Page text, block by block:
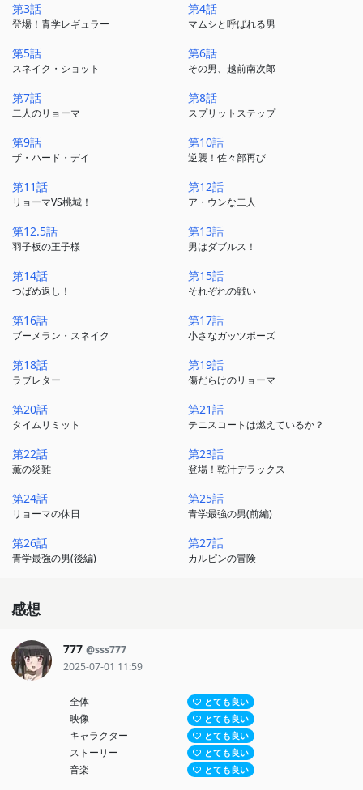
第3話
登場！青学レギュラー
第4話
マムシと呼ばれる男
第5話
スネイク・ショット
第6話
その男、越前南次郎
第7話
二人のリョーマ
第8話
スプリットステップ
第9話
ザ・ハード・デイ
第10話
逆襲！佐々部再び
第11話
リョーマVS桃城！
第12話
ア・ウンな二人
第12.5話
羽子板の王子様
第13話
男はダブルス！
第14話
つばめ返し！
第15話
それぞれの戦い
第16話
ブーメラン・スネイク
第17話
小さなガッツポーズ
第18話
ラブレター
第19話
傷だらけのリョーマ
第20話
タイムリミット
第21話
テニスコートは燃えているか？
第22話
薫の災難
第23話
登場！乾汁デラックス
第24話
リョーマの休日
第25話
青学最強の男(前編)
第26話
青学最強の男(後編)
第27話
カルピンの冒険
感想
777 @sss777
2025-07-01 11:59
全体 とても良い
映像 とても良い
キャラクター とても良い
ストーリー とても良い
音楽 とても良い